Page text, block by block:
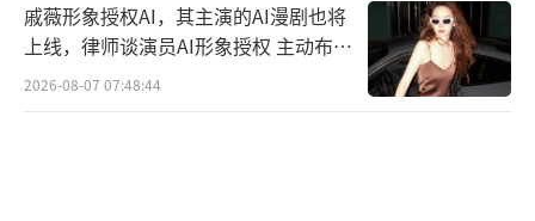
戚薇形象授权AI，其主演的AI漫剧也将
上线，律师谈演员AI形象授权 主动布局
数字资产
2026-08-07 07:48:44